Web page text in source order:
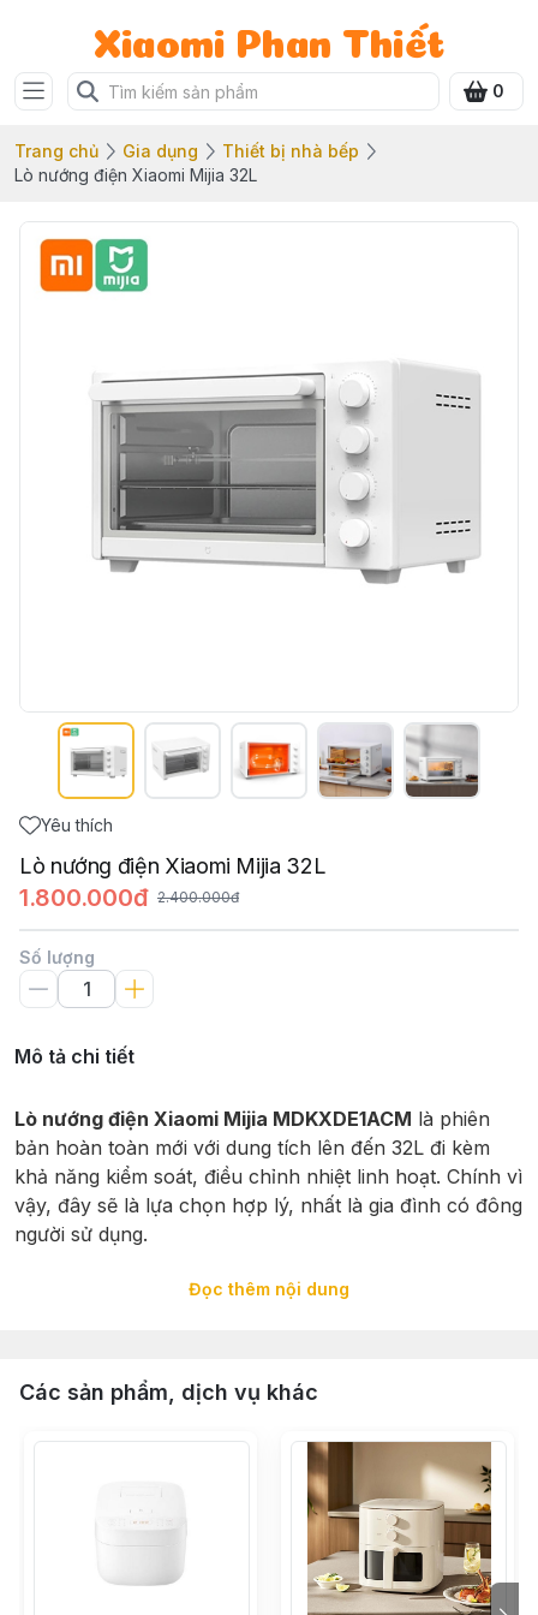
Xiaomi Phan Thiết
0
Trang chủ Gia dụng
Thiết bị nhà bếp
Lò nướng điện Xiaomi Mijia 32L
Yêu thích
Lò nướng điện Xiaomi Mijia 32L
1.800.000đ 2.400.000đ
Số lượng
Mô tả chi tiết
Lò nướng điện Xiaomi Mijia MDKXDE1ACM là phiên
bản hoàn toàn mới với dung tích lên đến 32L đi kèm
khả năng kiểm soát, điều chỉnh nhiệt linh hoạt. Chính vì
vậy, đây sẽ là lựa chọn hợp lý, nhất là gia đình có đông
người sử dụng.
nướng thịt, nướng hàu, nướng cá, nướng đủ thứ bạn
– Lò nướng thiết kế cho khả năng đối lưu không khí,
cho nhiệt toả đều 360°C quanh nồi
– Lò được trang bị motor quay, khi nướng cá, gà, thịt,
trục sẽ quay cho khả năng chín đều và làm giòn vỏ.
Đọc thêm nội dung
Các sản phẩm, dịch vụ khác